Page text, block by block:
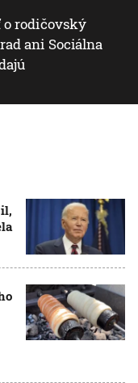
o rodičovský
ani Sociálna